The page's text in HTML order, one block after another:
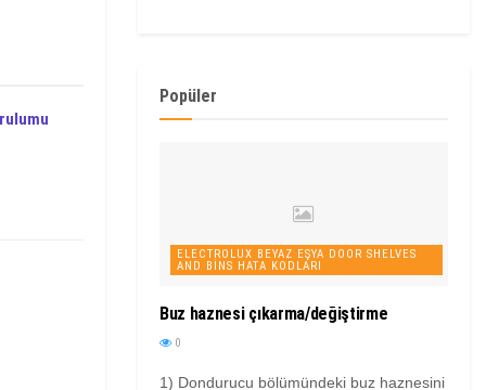
Popüler
ELECTROLUX BEYAZ EŞYA DOOR SHELVES
AND BINS HATA KODLARI
Buz haznesi çıkarma/değiştirme
0
1) Dondurucu bölümündeki buz haznesini